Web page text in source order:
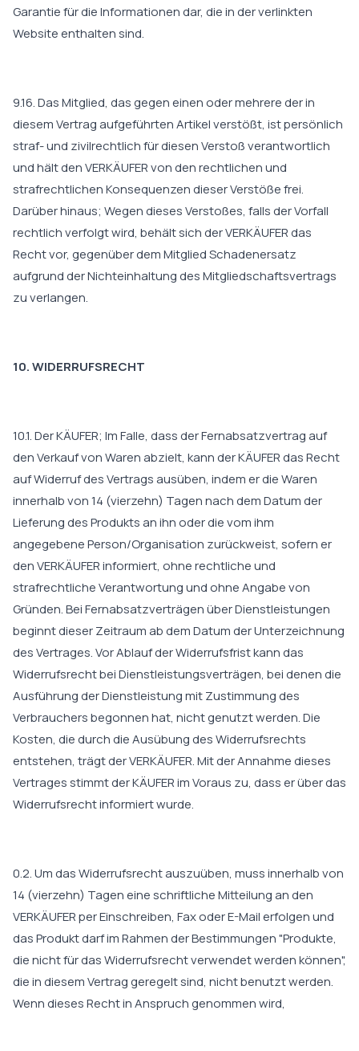
Garantie für die Informationen dar, die in der verlinkten
Website enthalten sind.
9.16. Das Mitglied, das gegen einen oder mehrere der in
diesem Vertrag aufgeführten Artikel verstößt, ist persönlich
straf- und zivilrechtlich für diesen Verstoß verantwortlich
und hält den VERKÄUFER von den rechtlichen und
strafrechtlichen Konsequenzen dieser Verstöße frei.
Darüber hinaus; Wegen dieses Verstoßes, falls der Vorfall
rechtlich verfolgt wird, behält sich der VERKÄUFER das
Recht vor, gegenüber dem Mitglied Schadenersatz
aufgrund der Nichteinhaltung des Mitgliedschaftsvertrags
zu verlangen.
10. WIDERRUFSRECHT
10.1. Der KÄUFER; Im Falle, dass der Fernabsatzvertrag auf
den Verkauf von Waren abzielt, kann der KÄUFER das Recht
auf Widerruf des Vertrags ausüben, indem er die Waren
innerhalb von 14 (vierzehn) Tagen nach dem Datum der
Lieferung des Produkts an ihn oder die vom ihm
angegebene Person/Organisation zurückweist, sofern er
den VERKÄUFER informiert, ohne rechtliche und
strafrechtliche Verantwortung und ohne Angabe von
Gründen. Bei Fernabsatzverträgen über Dienstleistungen
beginnt dieser Zeitraum ab dem Datum der Unterzeichnung
des Vertrages. Vor Ablauf der Widerrufsfrist kann das
Widerrufsrecht bei Dienstleistungsverträgen, bei denen die
Ausführung der Dienstleistung mit Zustimmung des
Verbrauchers begonnen hat, nicht genutzt werden. Die
Kosten, die durch die Ausübung des Widerrufsrechts
entstehen, trägt der VERKÄUFER. Mit der Annahme dieses
Vertrages stimmt der KÄUFER im Voraus zu, dass er über das
Widerrufsrecht informiert wurde.
0.2. Um das Widerrufsrecht auszuüben, muss innerhalb von
14 (vierzehn) Tagen eine schriftliche Mitteilung an den
VERKÄUFER per Einschreiben, Fax oder E-Mail erfolgen und
das Produkt darf im Rahmen der Bestimmungen "Produkte,
die nicht für das Widerrufsrecht verwendet werden können",
die in diesem Vertrag geregelt sind, nicht benutzt werden.
Wenn dieses Recht in Anspruch genommen wird,